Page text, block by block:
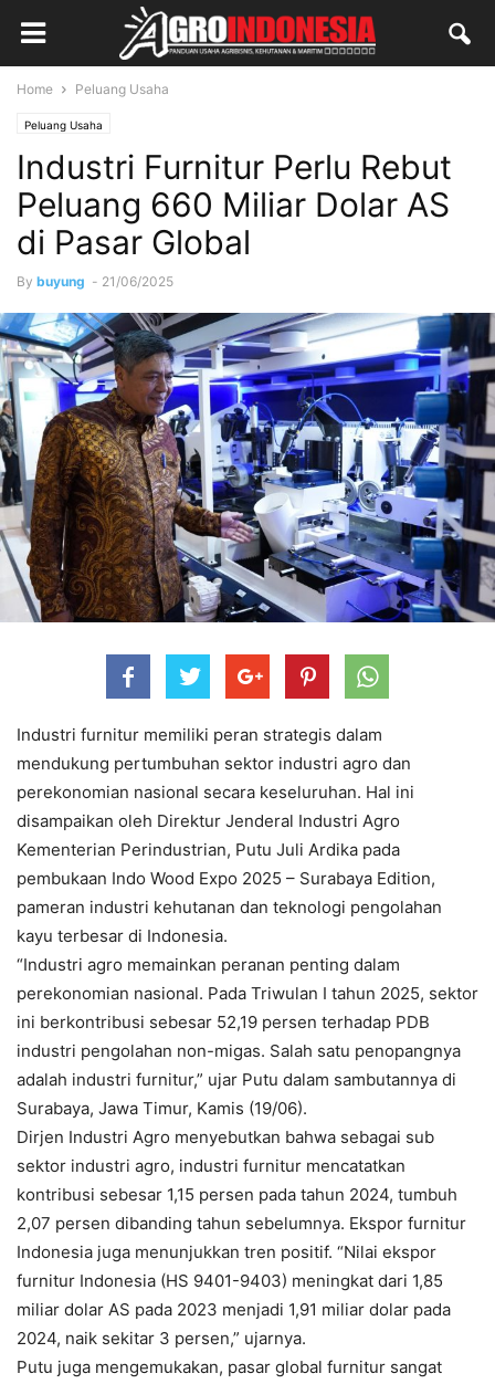
Home Peluang Usaha
Peluang Usaha
Industri Furnitur Perlu Rebut
Peluang 660 Miliar Dolar AS
di Pasar Global
By buyung - 21/06/2025
Industri furnitur memiliki peran strategis dalam
mendukung pertumbuhan sektor industri agro dan
perekonomian nasional secara keseluruhan. Hal ini
disampaikan oleh Direktur Jenderal Industri Agro
Kementerian Perindustrian, Putu Juli Ardika pada
pembukaan Indo Wood Expo 2025 – Surabaya Edition,
pameran industri kehutanan dan teknologi pengolahan
kayu terbesar di Indonesia.
“Industri agro memainkan peranan penting dalam
perekonomian nasional. Pada Triwulan I tahun 2025, sektor
ini berkontribusi sebesar 52,19 persen terhadap PDB
industri pengolahan non-migas. Salah satu penopangnya
adalah industri furnitur,” ujar Putu dalam sambutannya di
Surabaya, Jawa Timur, Kamis (19/06).
Dirjen Industri Agro menyebutkan bahwa sebagai sub
sektor industri agro, industri furnitur mencatatkan
kontribusi sebesar 1,15 persen pada tahun 2024, tumbuh
2,07 persen dibanding tahun sebelumnya. Ekspor furnitur
Indonesia juga menunjukkan tren positif. “Nilai ekspor
furnitur Indonesia (HS 9401-9403) meningkat dari 1,85
miliar dolar AS pada 2023 menjadi 1,91 miliar dolar pada
2024, naik sekitar 3 persen,” ujarnya.
Putu juga mengemukakan, pasar global furnitur sangat